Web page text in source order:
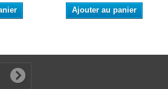
Ajouter au panier